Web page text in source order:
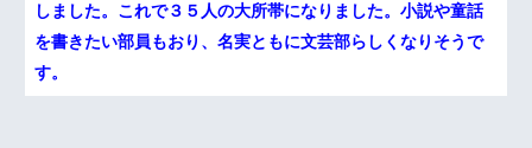
しました。これで３５人の大所帯になりました。小説や童話
を書きたい部員もおり、名実ともに文芸部らしくなりそうで
す。